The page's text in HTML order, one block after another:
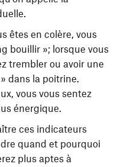
êtes en colère, vous
bouillir »; lorsque vous
trembler ou avoir une
dans la poitrine.
vous vous sentez
énergique.
ces indicateurs
quand et pourquoi
plus aptes à